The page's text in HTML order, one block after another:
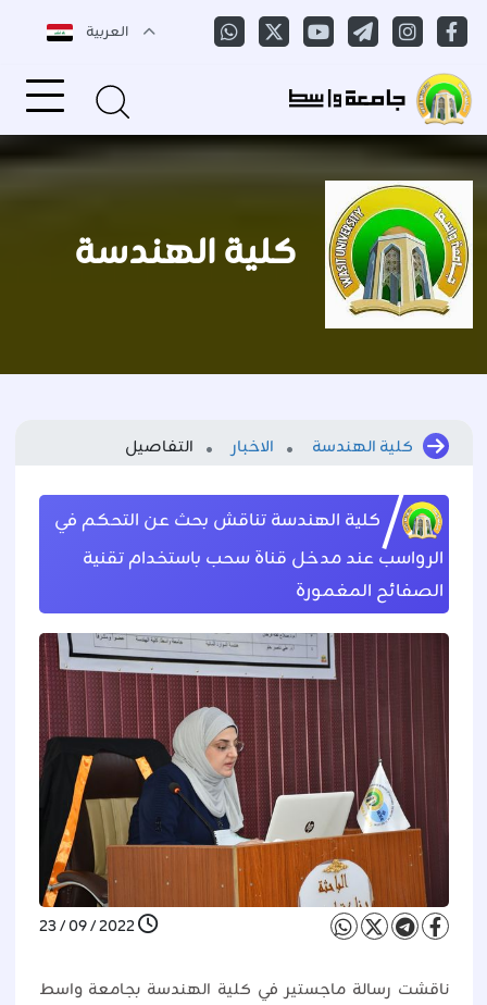
العربية
كلية الهندسة
كلية الهندسة الاخبار التفاصيل
كلية الهندسة تناقش بحث عن التحكم في
الرواسب عند مدخل قناة سحب باستخدام تقنية
الصفائح المغمورة
2022 / 09 / 23
ناقشت رسالة ماجستير في كلية الهندسة بجامعة واسط